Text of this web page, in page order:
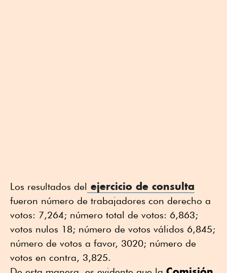
Los resultados del ejercicio de consulta
fueron número de trabajadores con derecho a
votos: 7,264; número total de votos: 6,863;
votos nulos 18; número de votos válidos 6,845;
número de votos a favor, 3020; número de
votos en contra, 3,825.